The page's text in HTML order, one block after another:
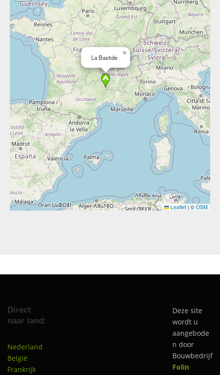
La Bastide
×
Leaflet | © OSM
Direct
naar land:
Nederland
België
Frankrijk
Deze site
wordt u
aangebode
n door
Bouwbedrijf
Folin